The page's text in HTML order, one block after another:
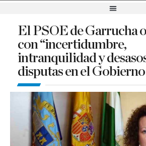
El PSOE de Garrucha
con “incertidumbre,
intranquilidad y
disputas en el